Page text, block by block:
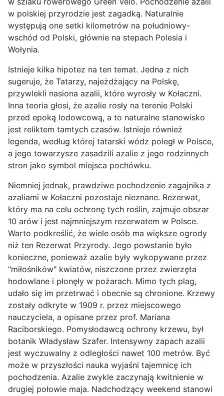
w polskiej przyrodzie jest zagadką. Naturalnie
występują one setki kilometrów na południowy-
wschód od Polski, głównie na stepach Polesia i
Wołynia.
Istnieje kilka hipotez na ten temat. Jedna z nich
sugeruje, że Tatarzy, najeżdżający na Polskę,
przywlekli nasiona azalii, które wyrosły w Kołaczni.
Inna teoria głosi, że azalie rosły na terenie Polski
przed epoką lodowcową, a to naturalne stanowisko
jest reliktem tamtych czasów. Istnieje również
legenda, według której tatarski wódz poległ w Polsce,
a jego towarzysze zasadzili azalie z jego rodzinnych
stron jako symbol miejsca pochówku.
Niemniej jednak, prawdziwe pochodzenie zagajnika z
azaliami w Kołaczni pozostaje nieznane. Rezerwat,
który ma na celu ochronę tych roślin, zajmuje obszar
10 arów i jest najmniejszym rezerwatem w Polsce.
Warto podkreślić, że wiele osób ma większe ogrody
niż ten Rezerwat Przyrody. Jego powstanie było
konieczne, ponieważ azalie były wykopywane przez
"miłośników" kwiatów, niszczone przez zwierzęta
hodowlane i płonęły w pożarach. Mimo tych plag,
udało się im przetrwać i obecnie są chronione. Krzewy
zostały odkryte w 1909 r. przez miejscowego
nauczyciela, a opisane przez prof. Mariana
Raciborskiego. Pomysłodawcą ochrony krzewu, był
botanik Władysław Szafer. Intensywny zapach azalii
jest wyczuwalny z odległości nawet 100 metrów. Być
może w przyszłości nauka wyjaśni tajemnicę ich
pochodzenia. Azalie zwykle zaczynają kwitnienie w
drugiej połowie maja. Nadchodzący weekend stanowi